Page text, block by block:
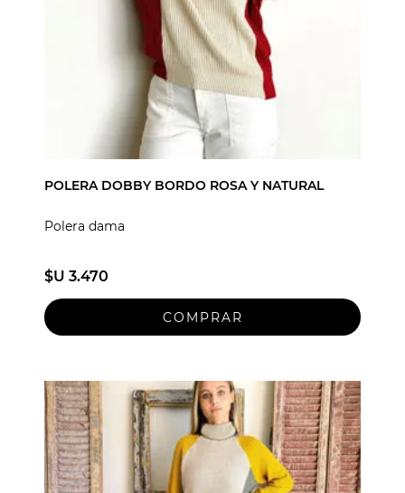
POLERA DOBBY BORDO ROSA Y NATURAL
Polera dama
$U 3.470